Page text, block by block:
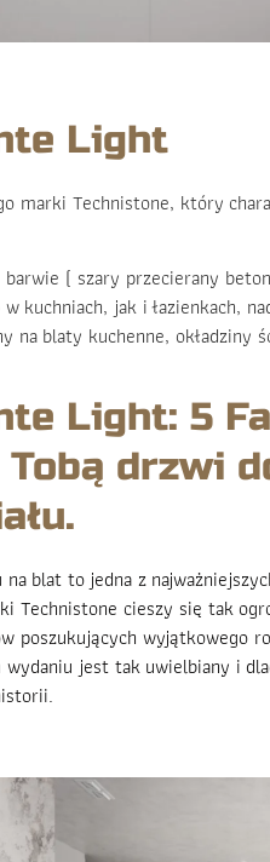
Light
marki Technistone, który
( szary przecierany
kuchniach, jak i łazienkach,
blaty kuchenne, okładziny
Light: 5
drzwi
blat to jedna z
Technistone cieszy się tak
wyjątkowego
wydaniu jest tak uwielbiany i